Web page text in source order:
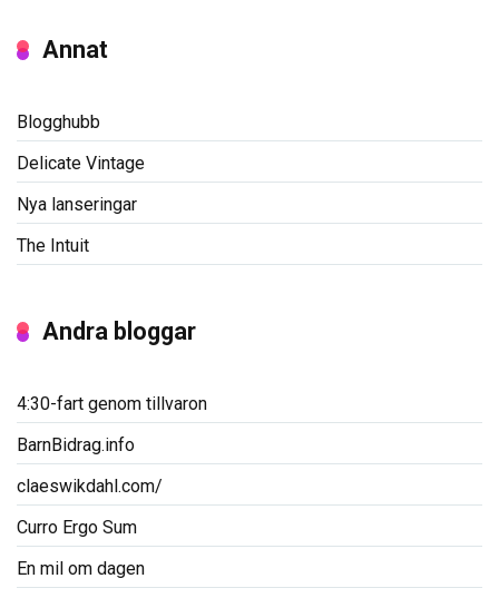
Annat
Blogghubb
Delicate Vintage
Nya lanseringar
The Intuit
Andra bloggar
4:30-fart genom tillvaron
BarnBidrag.info
claeswikdahl.com/
Curro Ergo Sum
En mil om dagen